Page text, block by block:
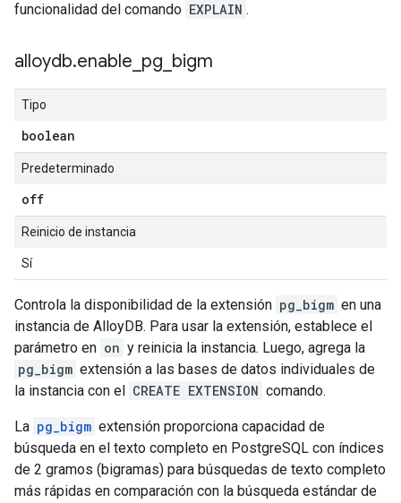
funcionalidad del comando EXPLAIN .
alloydb.enable pg bigm
Tipo
boolean
Predeterminado
off
Reinicio de instancia
Sí
Controla la disponibilidad de la extensión pg_bigm en una
instancia de AlloyDB. Para usar la extensión, establece el
parámetro en on y reinicia la instancia. Luego, agrega la
pg_bigm extensión a las bases de datos individuales de
la instancia con el CREATE EXTENSION comando.
La pg_bigm extensión proporciona capacidad de
búsqueda en el texto completo en PostgreSQL con índices
de 2 gramos (bigramas) para búsquedas de texto completo
más rápidas en comparación con la búsqueda estándar de